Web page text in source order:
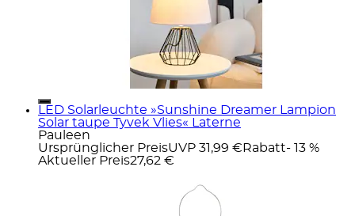
LED Solarleuchte »Sunshine Dreamer Lampion
Solar taupe Tyvek Vlies« Laterne
Pauleen
Ursprünglicher PreisUVP 31,99 € Rabatt- 13 %
Aktueller Preis27,62 €